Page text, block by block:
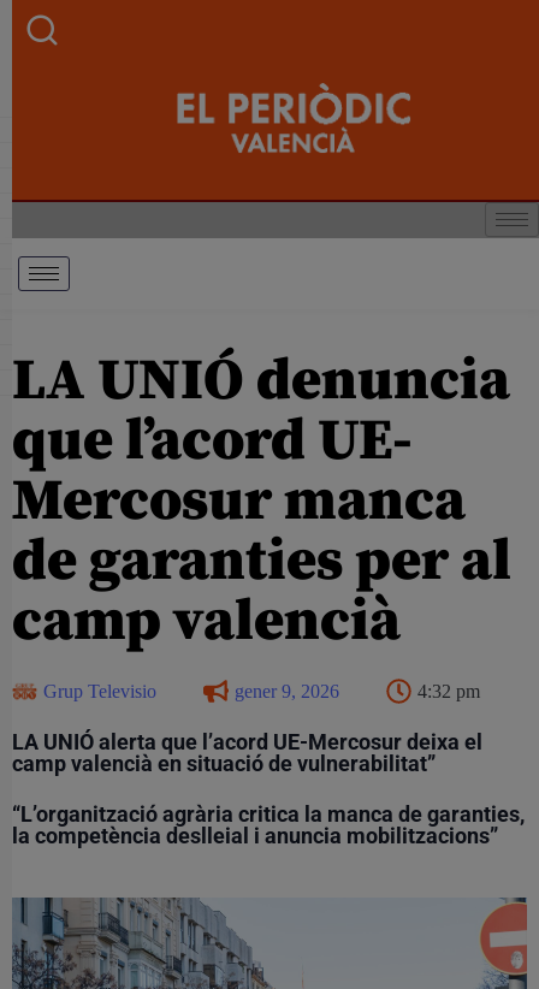
LA UNIÓ denuncia
que l’acord UE-
Mercosur manca
de garanties per al
camp valencià
Grup Televisio gener 9, 2026 4:32 pm
LA UNIÓ alerta que l’acord UE-Mercosur deixa el
camp valencià en situació de vulnerabilitat”
“L’organització agrària critica la manca de garanties,
la competència deslleial i anuncia mobilitzacions”